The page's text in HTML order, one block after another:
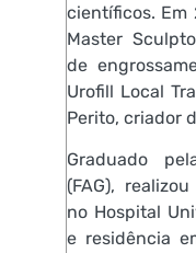
científicos. Em
Master
de
Urofill Local
Perito, criador
Graduado
(FAG),
no Hospital
e residência